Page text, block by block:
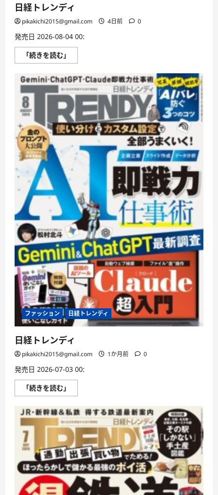
日経トレンディ
pikakichi2015@gmail.com 4日前 0
発売日 2026-08-04 00:
「続きを読む」
経
レ
ン
デ
ィ
に
つ
い
て
さ
ら
に
読
む
ファッション 日経トレンディ
日経トレンディ
pikakichi2015@gmail.com 1か月前 0
発売日 2026-07-03 00:
「続きを読む」
経
レ
ン
デ
ィ
に
つ
い
て
さ
ら
に
読
む